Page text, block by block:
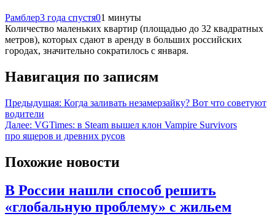
Рамблер3 года спустя01 минуты
Количество маленьких квартир (площадью до 32 квадратных
метров), которых сдают в аренду в больших российских
городах, значительно сократилось с января.
Навигация по записям
Предыдущая: Когда заливать незамерзайку? Вот что советуют
водители
Далее: VGTimes: в Steam вышел клон Vampire Survivors
про ящеров и древних русов
Похожие новости
В России нашли способ решить
«глобальную проблему» с жильем